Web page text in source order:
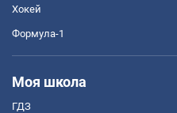
Хокей
Формула-1
Моя школа
ГДЗ